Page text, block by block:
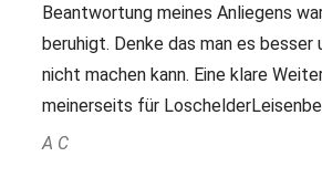
Beantwortung meines Anliegens
beruhigt. Denke das man es besser
nicht machen kann. Eine klare
meinerseits für
A C